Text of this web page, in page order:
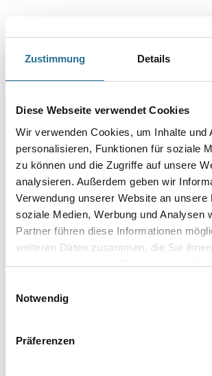
Zustimmung Details
Diese Webseite verwendet Cookies
Wir verwenden Cookies, um Inhalte und
personalisieren, Funktionen für soziale
zu können und die Zugriffe auf unsere
analysieren. Außerdem geben wir
Verwendung unserer Website an unsere
soziale Medien, Werbung und Analysen
Partner führen diese Informationen
weiteren Daten zusammen, die Sie
haben oder die sie im Rahmen Ihrer
Notwendig
Präferenzen
Länge in centimeter
Breite in centimeter
Gebinde
Umrechnungsfaktoren